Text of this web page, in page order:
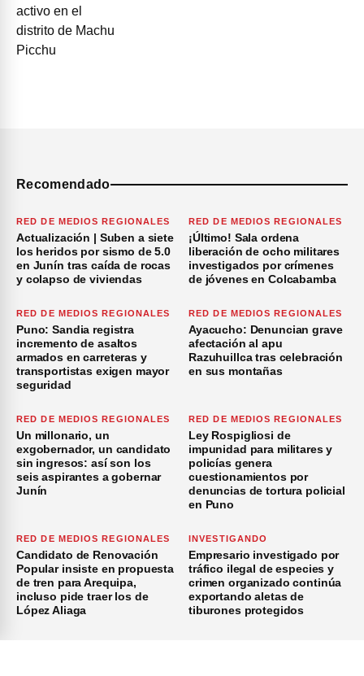
Recomendado
RED DE MEDIOS REGIONALES
Actualización | Suben a siete
los heridos por sismo de 5.0
en Junín tras caída de rocas
y colapso de viviendas
RED DE MEDIOS REGIONALES
¡Último! Sala ordena
liberación de ocho militares
investigados por crímenes
de jóvenes en Colcabamba
RED DE MEDIOS REGIONALES
Puno: Sandia registra
incremento de asaltos
armados en carreteras y
transportistas exigen mayor
seguridad
RED DE MEDIOS REGIONALES
Ayacucho: Denuncian grave
afectación al apu
Razuhuillca tras celebración
en sus montañas
RED DE MEDIOS REGIONALES
Un millonario, un
exgobernador, un candidato
sin ingresos: así son los
seis aspirantes a gobernar
Junín
RED DE MEDIOS REGIONALES
Ley Rospigliosi de
impunidad para militares y
policías genera
cuestionamientos por
denuncias de tortura policial
en Puno
RED DE MEDIOS REGIONALES
Candidato de Renovación
Popular insiste en propuesta
de tren para Arequipa,
incluso pide traer los de
López Aliaga
INVESTIGANDO
Empresario investigado por
tráfico ilegal de especies y
crimen organizado continúa
exportando aletas de
tiburones protegidos